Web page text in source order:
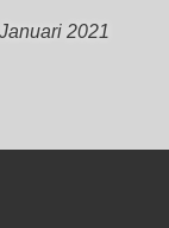
2021